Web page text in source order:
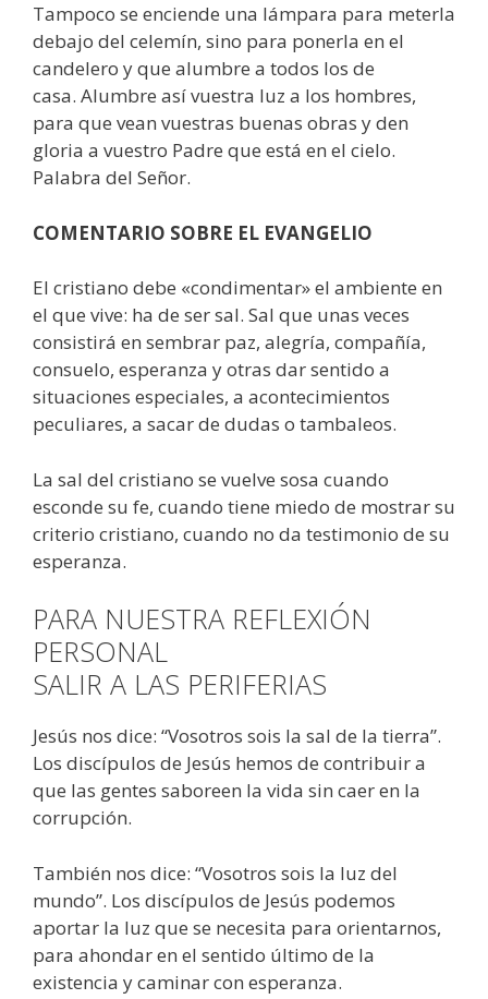
Tampoco se enciende una lámpara para meterla
debajo del celemín, sino para ponerla en el
candelero y que alumbre a todos los de
casa. Alumbre así vuestra luz a los hombres,
para que vean vuestras buenas obras y den
gloria a vuestro Padre que está en el cielo.
Palabra del Señor.
COMENTARIO SOBRE EL EVANGELIO
El cristiano debe «condimentar» el ambiente en
el que vive: ha de ser sal. Sal que unas veces
consistirá en sembrar paz, alegría, compañía,
consuelo, esperanza y otras dar sentido a
situaciones especiales, a acontecimientos
peculiares, a sacar de dudas o tambaleos.
La sal del cristiano se vuelve sosa cuando
esconde su fe, cuando tiene miedo de mostrar su
criterio cristiano, cuando no da testimonio de su
esperanza.
PARA NUESTRA REFLEXIÓN
PERSONAL
SALIR A LAS PERIFERIAS
Jesús nos dice: “Vosotros sois la sal de la tierra”.
Los discípulos de Jesús hemos de contribuir a
que las gentes saboreen la vida sin caer en la
corrupción.
También nos dice: “Vosotros sois la luz del
mundo”. Los discípulos de Jesús podemos
aportar la luz que se necesita para orientarnos,
para ahondar en el sentido último de la
existencia y caminar con esperanza.